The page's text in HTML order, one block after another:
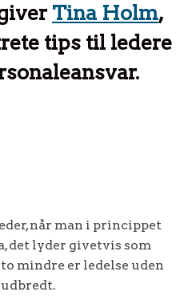
Tina Holm,
tips til ledere
når man i princippet
det lyder givetvis som
mindre er ledelse uden